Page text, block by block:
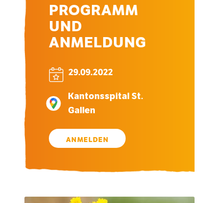
PROGRAMM
UND
ANMELDUNG
29.09.2022
Kantonsspital St.
Gallen
ANMELDEN